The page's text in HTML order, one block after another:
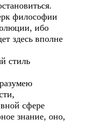
философии
ибо
здесь вполне
стиль
сфере
знание, оно,